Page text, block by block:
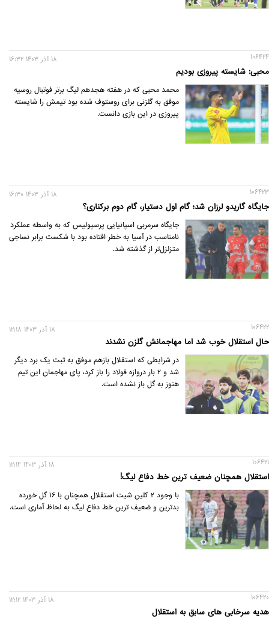
106424
محبی: شایسته پیروزی بودیم
18 آذر 1403 16:32
محمد محبی که در هفته هجدهم لیگ برتر فوتبال روسیه
موفق به گلزنی برای روستوف شده بود تیمش را شایسته
پیروزی در این بازی دانست.
106423
جایگاه گاریدو لرزان شد؛ گام اول دستیار، گام دوم برکناری؟
18 آذر 1403 16:30
جایگاه سرمربی اسپانیایی پرسپولیس که به واسطه عملکرد
نامناسب در آسیا به خطر افتاده بود با شکست برابر نساجی
متزلزل‌تر از گذشته شد.
106422
حال استقلال خوب شد اما مهاجمانش گلزن نشدند
18 آذر 1403 12:18
در شرایطی که استقلال بازهم موفق به ثبت یک برد دیگر
شد و 2 بار دروازه فولاد را باز کرد، پای مهاجمان این تیم
هنوز به گل باز نشده است.
106421
استقلال همچنان ضعیف ترین خط دفاع لیگ!
18 آذر 1403 12:14
با وجود 2 کلین شیت استقلال همچنان با 16 گل خورده
بدترین و ضعیف ترین خط دفاع لیگ به لحاظ آماری است.
106420
هدیه سرخابی های سابق به استقلال
18 آذر 1403 12:12